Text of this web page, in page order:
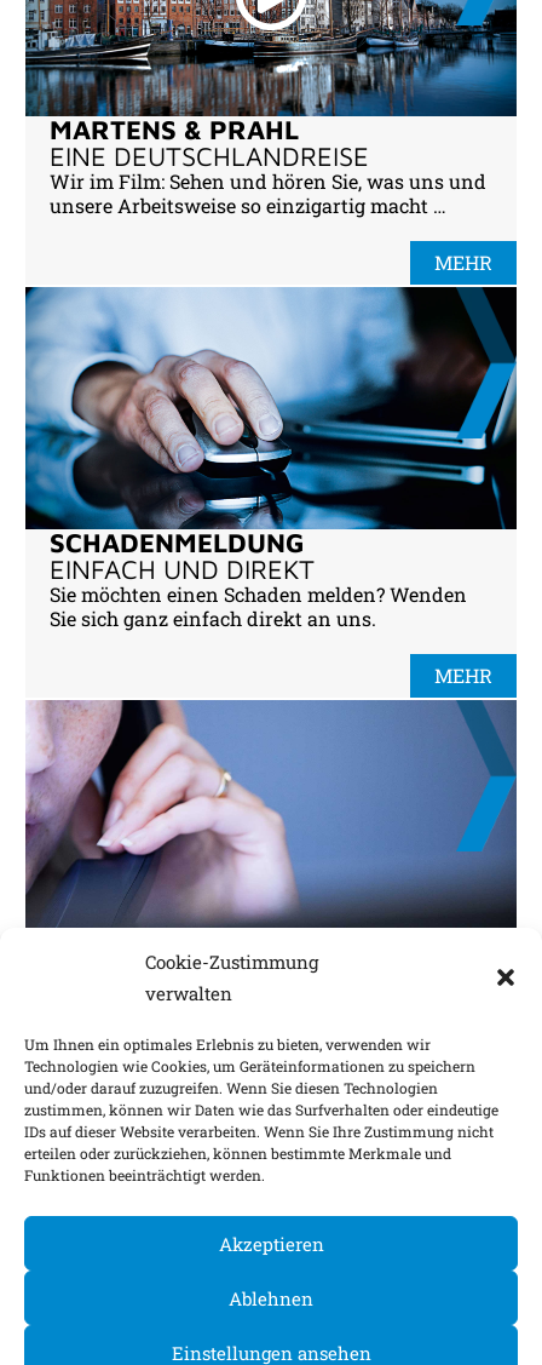
Cookie-Zustimmung
verwalten
Um Ihnen ein optimales Erlebnis zu bieten, verwenden wir
Technologien wie Cookies, um Geräteinformationen zu speichern
und/oder darauf zuzugreifen. Wenn Sie diesen Technologien
zustimmen, können wir Daten wie das Surfverhalten oder eindeutige
IDs auf dieser Website verarbeiten. Wenn Sie Ihre Zustimmung nicht
erteilen oder zurückziehen, können bestimmte Merkmale und
Funktionen beeinträchtigt werden.
Akzeptieren
Ablehnen
Einstellungen ansehen
MARTENS & PRAHL
EINE DEUTSCHLANDREISE
Wir im Film: Sehen und hören Sie, was uns und
unsere Arbeitsweise so einzigartig macht …
MEHR
SCHADENMELDUNG
EINFACH UND DIREKT
Sie möchten einen Schaden melden? Wenden
Sie sich ganz einfach direkt an uns.
MEHR
KONTAKT
FRAGEN UND INFORMATIONEN
Ihre Fragen beantworten wir gern.
MEHR
Impressum Nachhaltigkeitsfaktoren
Datenschutz Barrierefreiheit
Cookie-Einstellungen
©